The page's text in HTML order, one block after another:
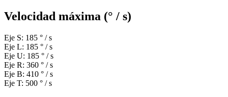
Velocidad máxima (° / s)
Eje S: 185 ° / s
Eje L: 185 ° / s
Eje U: 185 ° / s
Eje R: 360 ° / s
Eje B: 410 ° / s
Eje T: 500 ° / s